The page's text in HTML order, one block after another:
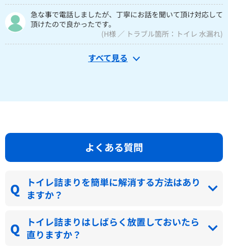
急な事で電話しましたが、丁寧にお話を聞いて頂け対応して
頂けたので良かったです。
(H様 ／ トラブル箇所：トイレ 水漏れ)
すべて見る
よくある質問
トイレ詰まりを簡単に解消する方法はあり
ますか？
トイレ詰まりはしばらく放置しておいたら
直りますか？